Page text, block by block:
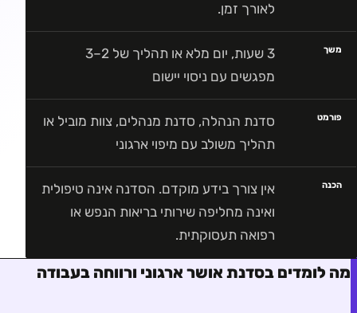
לאורך זמן.
משך
3 שעות, יום מלא או תהליך של 2–3
מפגשים עם ניסוי יישום
פורמט
סדנת הנהלה, סדנת מנהלים, צוות מוביל או
תהליך משולב עם מיפוי ארגוני
הכנה
אין צורך בידע מוקדם. הסדנה אינה טיפולית
ואינה מחליפה שירותי בריאות הנפש או
רפואה תעסוקתית.
מה לומדים בסדנת אושר ארגוני ורווחה בעבודה